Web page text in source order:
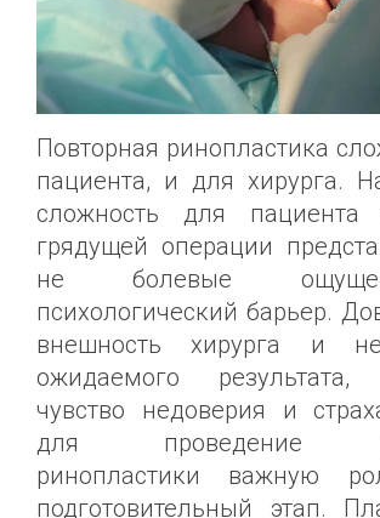
Повторная ринопластика
пациента, и для хирурга.
сложность для
грядущей операции
не болевые
психологический барьер.
внешность хирурга и
ожидаемого результата,
чувство недоверия и
для проведение
ринопластики важную
подготовительный этап.